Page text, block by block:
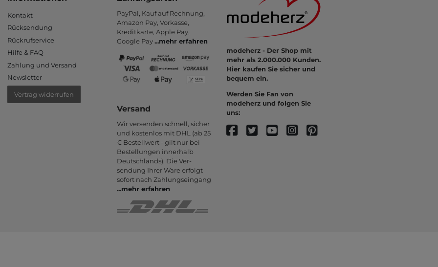
Kontakt
Rücksendung
Rückrufservice
Hilfe & FAQ
Zahlung und Versand
Newsletter
Vertrag widerrufen
PayPal, Kauf auf Rechnung,
Amazon Pay, Vor­kasse,
Kredit­karte, Apple Pay,
Google Pay...mehr erfahren
Versand
Wir versenden schnell, sicher
und kostenlos mit DHL (ab 25
€ Bestell­wert - gilt nur bei
Bestel­lungen inner­halb
Deutsch­lands). Die Ver­
sendung Ihrer Ware er­folgt
sofort nach Zahlungs­eingang
...mehr erfahren
modeherz - Der Shop mit
mehr als 2.000.000 Kunden.
Hier kaufen Sie sicher und
bequem ein.
Werden Sie Fan von
modeherz und folgen Sie
uns: